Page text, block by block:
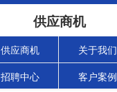
供应商机
供应商机 关于我们
招聘中心 客户案例